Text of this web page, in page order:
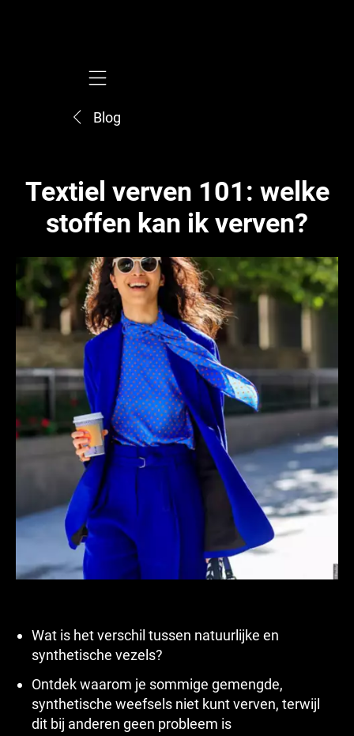
Mobile navigation
Blog
Textiel verven 101: welke
stoffen kan ik verven?
Wat is het verschil tussen natuurlijke en
synthetische vezels?
Ontdek waarom je sommige gemengde,
synthetische weefsels niet kunt verven, terwijl
dit bij anderen geen probleem is